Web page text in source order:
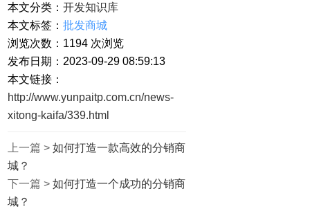
本文分类：开发知识库
本文标签：批发商城
浏览次数： 1194 次浏览
发布日期：2023-09-29 08:59:13
本文链接：
http://www.yunpaitp.com.cn/news-
xitong-kaifa/339.html
上一篇 > 如何打造一款高效的分销商
城？
下一篇 > 如何打造一个成功的分销商
城？